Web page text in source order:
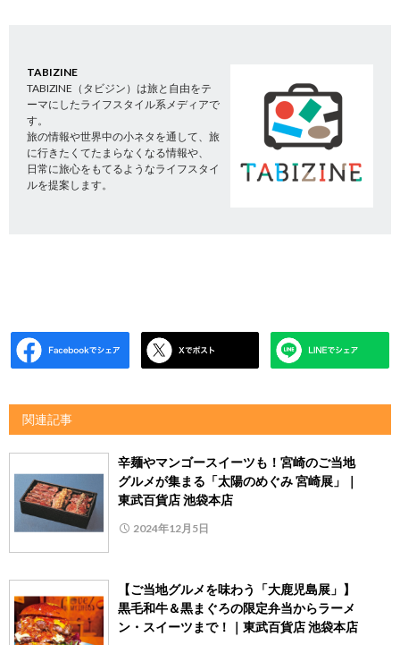
TABIZINE
TABIZINE（タビジン）は旅と自由をテ
ーマにしたライフスタイル系メディアで
す。
旅の情報や世界中の小ネタを通して、旅
に行きたくてたまらなくなる情報や、
日常に旅心をもてるようなライフスタイ
ルを提案します。
関連記事
辛麺やマンゴースイーツも！宮崎のご当地
グルメが集まる「太陽のめぐみ 宮崎展」｜
東武百貨店 池袋本店
2024年12月5日
【ご当地グルメを味わう「大鹿児島展」】
黒毛和牛＆黒まぐろの限定弁当からラーメ
ン・スイーツまで！｜東武百貨店 池袋本店